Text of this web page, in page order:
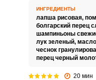
ИНГРЕДИЕНТЫ
лапша рисовая,
болгарский перец
шампиньоны
лук зеленый,
чеснок
перец черный
20 мин